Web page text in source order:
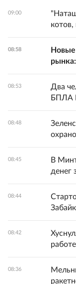
09:00
08:58
Новые
08:53
Два
БПЛА
08:48
08:45
В
денег
08:44
08:42
08:36